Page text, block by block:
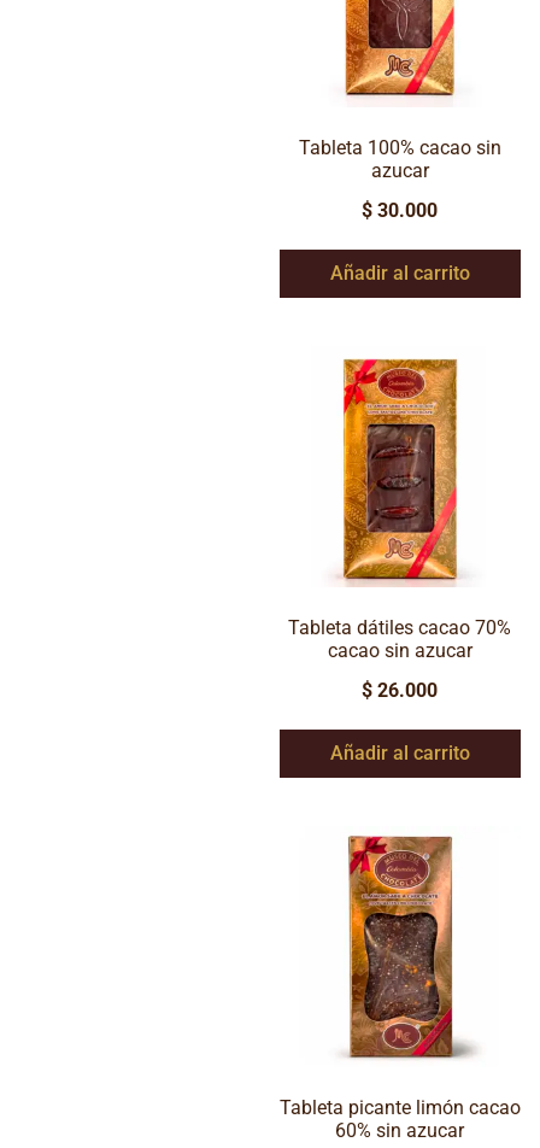
Tableta 100% cacao sin
azucar
$ 30.000
Añadir al carrito
Tableta dátiles cacao 70%
cacao sin azucar
$ 26.000
Añadir al carrito
Tableta picante limón cacao
60% sin azucar